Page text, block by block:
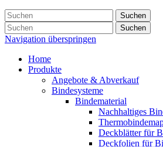
Suchen
Suchen
Navigation überspringen
Home
Produkte
Angebote & Abverkauf
Bindesysteme
Bindematerial
Nachhaltiges
Deckblätter für
Deckfolien für